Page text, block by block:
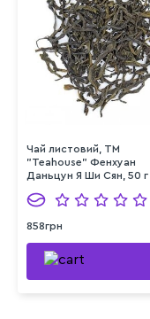
Чай листовий, ТМ
"Teahouse" Фенхуан
Даньцун Я Ши Сян, 50 г
858грн